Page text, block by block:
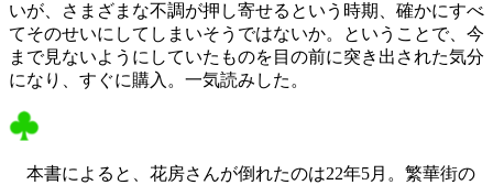
いが、さまざまな不調が押し寄せるという時期、確かにすべ
てそのせいにしてしまいそうではないか。ということで、今
まで見ないようにしていたものを目の前に突き出された気分
になり、すぐに購入。一気読みした。
本書によると、花房さんが倒れたのは22年5月。繁華街の